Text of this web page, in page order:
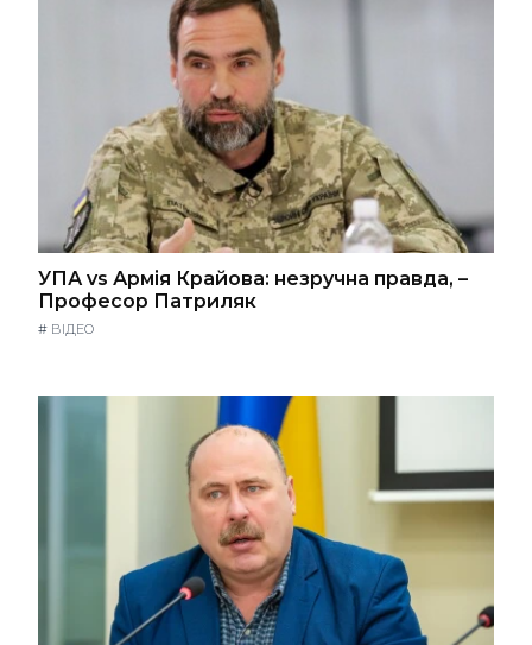
УПА vs Армія Крайова: незручна правда, –
Професор Патриляк
# ВІДЕО